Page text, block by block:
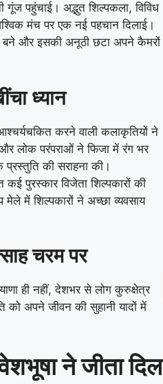
पहुंचाई। अद्भुत शिल्पकला, विविध
मंच पर एक नई पहचान दिलाई।
बने और इसकी अनूठी छटा अपने कैमरों
ध्यान
करने वाली कलाकृतियों ने
लोक परंपराओं ने फिजा में रंग भर
की सराहना की।
कई पुरस्कार विजेता शिल्पकारों की
में शिल्पकारों ने अच्छा व्यवसाय
चरम पर
ही नहीं, देशभर से लोग कुरुक्षेत्र
अपने जीवन की सुहानी यादों में
ने जीता दिल